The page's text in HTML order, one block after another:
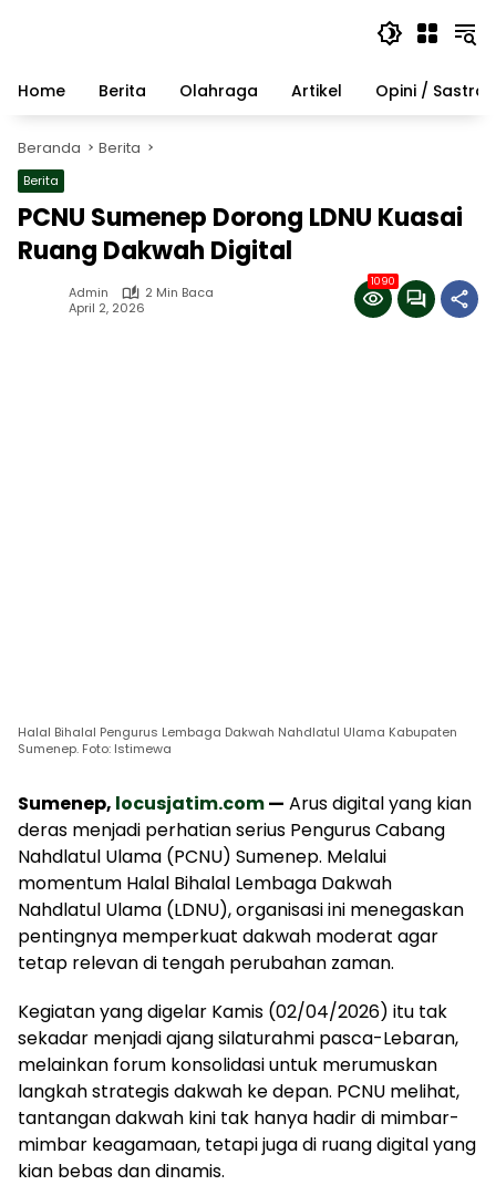
Home
Berita Olahraga Artikel Opini / Sastra
Beranda Berita
Berita
PCNU Sumenep Dorong LDNU Kuasai
Ruang Dakwah Digital
Admin
2 Min Baca
April 2, 2026
1090
Halal Bihalal Pengurus Lembaga Dakwah Nahdlatul Ulama Kabupaten
Sumenep. Foto: Istimewa
Sumenep, locusjatim.com— Arus digital yang kian
deras menjadi perhatian serius Pengurus Cabang
Nahdlatul Ulama (PCNU) Sumenep. Melalui
momentum Halal Bihalal Lembaga Dakwah
Nahdlatul Ulama (LDNU), organisasi ini menegaskan
pentingnya memperkuat dakwah moderat agar
tetap relevan di tengah perubahan zaman.
Kegiatan yang digelar Kamis (02/04/2026) itu tak
sekadar menjadi ajang silaturahmi pasca-Lebaran,
melainkan forum konsolidasi untuk merumuskan
langkah strategis dakwah ke depan. PCNU melihat,
tantangan dakwah kini tak hanya hadir di mimbar-
mimbar keagamaan, tetapi juga di ruang digital yang
kian bebas dan dinamis.